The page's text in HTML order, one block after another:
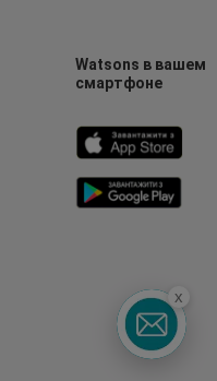
Watsons в вашем
смартфоне
x